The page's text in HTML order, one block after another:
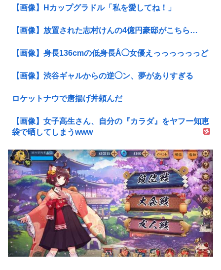
【画像】Hカップグラドル「私を愛してね！」
【画像】放置された志村けんの4億円豪邸がこちら…
【画像】身長136cmの低身長Å◯女優えっっっっっっど
【画像】渋谷ギャルからの逆◯ン、夢がありすぎる
ロケットナウで唐揚げ丼頼んだ
【画像】女子高生さん、自分の『カラダ』をヤフー知恵
袋で晒してしまうwww